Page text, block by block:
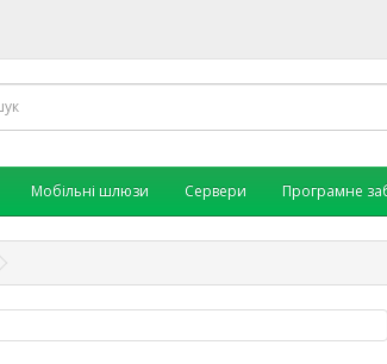
Мобільні шлюзи Сервери Програмне